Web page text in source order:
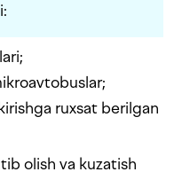
ruxsat berilgan
olish va kuzatish